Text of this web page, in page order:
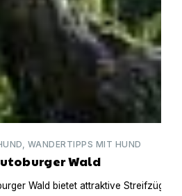
WANDERTIPPS MIT HUND
Wald
Wald bietet attraktive Streifzüge